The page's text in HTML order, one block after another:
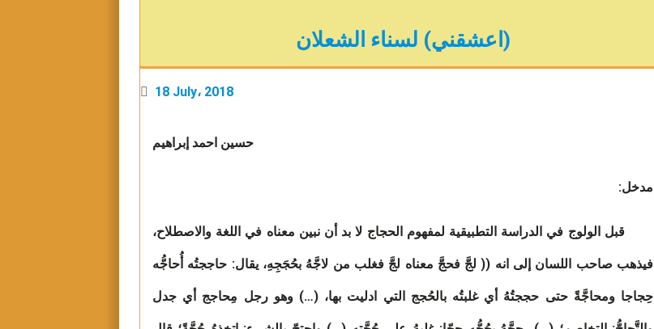
(اعشقني) لسناء الشعلان
18 July، 2018
حسين احمد إبراهيم
مدخل:
قبل الولوج في الدراسة التطبيقية لمفهوم الحجاج لا بد أن نبين معناه في اللغة والاصطلاح،
فيذهب صاحب اللسان إلى انه (( لجَّ فحجَّ معناه لجَّ فغلب من لاجَّهُ بحُجَجِهِ، يقال: حاججتُه أُحاجُّه
حِجاجا ومحاجَّةً حتى حججتُهُ أي غلبتُه بالحُجج التي ادليت بها، (…) وهو رجل مِحاجج أي جدل